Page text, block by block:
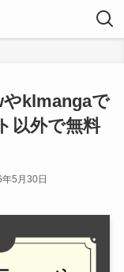
やklmangaで
以外で無料
5月30日